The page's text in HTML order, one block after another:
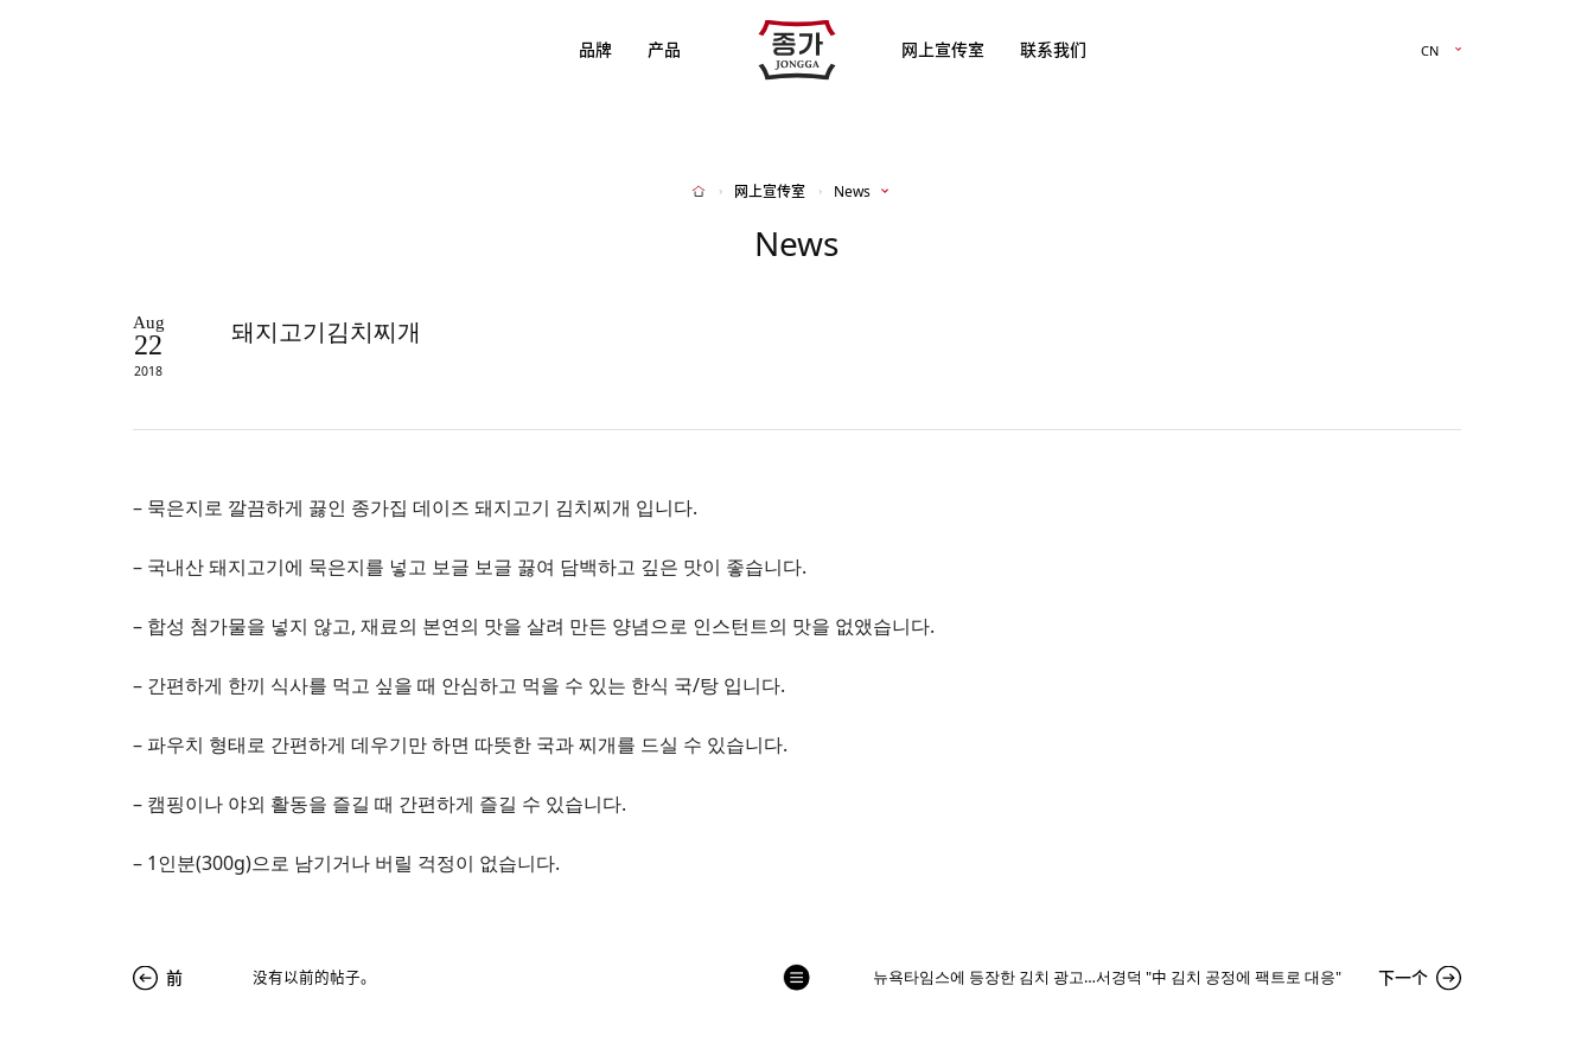
JJONGGA
品牌 产品 网上宣传室 联系我们 CN
Home 网上宣传室 News
News
Aug
22
2018
돼지고기김치찌개
– 묵은지로 깔끔하게 끓인 종가집 데이즈 돼지고기 김치찌개 입니다.
– 국내산 돼지고기에 묵은지를 넣고 보글 보글 끓여 담백하고 깊은 맛이 좋습니다.
– 합성 첨가물을 넣지 않고, 재료의 본연의 맛을 살려 만든 양념으로 인스턴트의 맛을 없앴습니다.
– 간편하게 한끼 식사를 먹고 싶을 때 안심하고 먹을 수 있는 한식 국/탕 입니다.
– 파우치 형태로 간편하게 데우기만 하면 따뜻한 국과 찌개를 드실 수 있습니다.
– 캠핑이나 야외 활동을 즐길 때 간편하게 즐길 수 있습니다.
– 1인분(300g)으로 남기거나 버릴 걱정이 없습니다.
前 没有以前的帖子。 뉴욕타임스에 등장한 김치 광고…서경덕 "中 김치 공정에 팩트로 대응" 下一个
列